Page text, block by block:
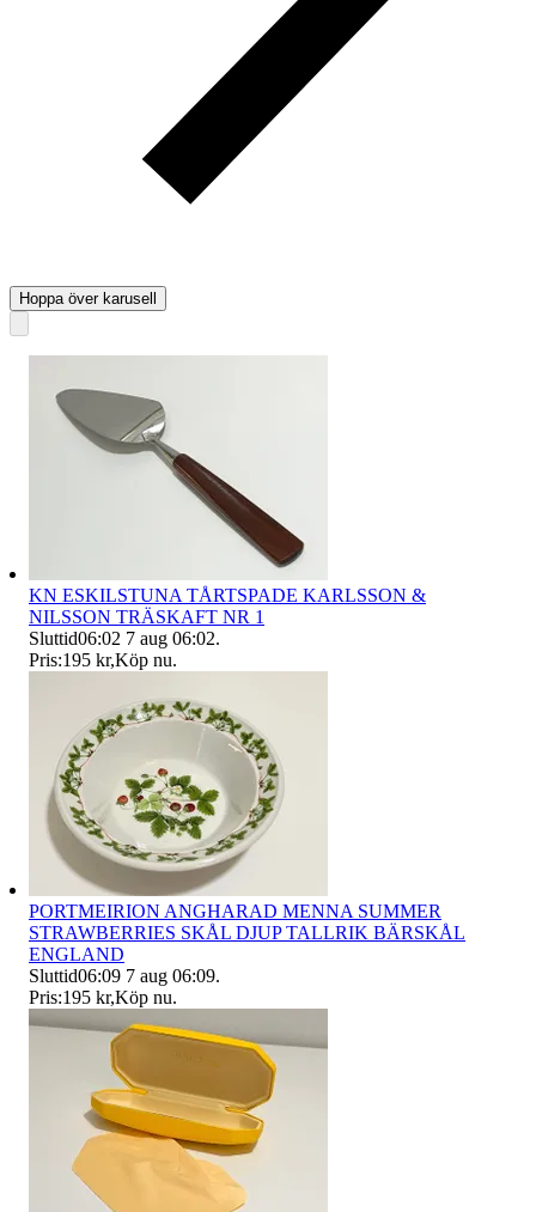
Hoppa över karusell
KN ESKILSTUNA TÅRTSPADE KARLSSON &
NILSSON TRÄSKAFT NR 1
Sluttid06:02 7 aug 06:02.
Pris:195 kr,Köp nu.
PORTMEIRION ANGHARAD MENNA SUMMER
STRAWBERRIES SKÅL DJUP TALLRIK BÄRSKÅL
ENGLAND
Sluttid06:09 7 aug 06:09.
Pris:195 kr,Köp nu.